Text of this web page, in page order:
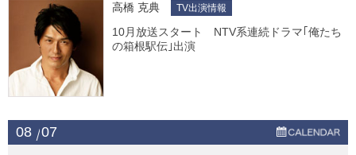
高橋 克典 TV出演情報
10月放送スタート NTV系連続ドラマ｢俺たち
の箱根駅伝｣出演
08 07